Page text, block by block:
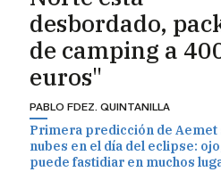
desbordado,
de camping a
euros"
PABLO FDEZ. QUINTANILLA
Primera predicción de Aemet
nubes en el día del eclipse:
puede fastidiar en muchos